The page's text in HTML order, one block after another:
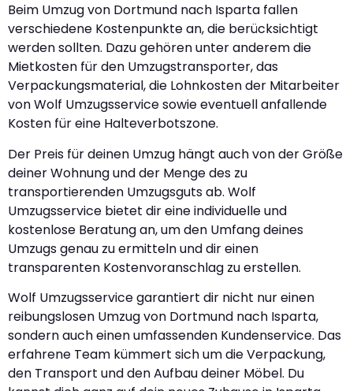
Beim Umzug von Dortmund nach Isparta fallen
verschiedene Kostenpunkte an, die berücksichtigt
werden sollten. Dazu gehören unter anderem die
Mietkosten für den Umzugstransporter, das
Verpackungsmaterial, die Lohnkosten der Mitarbeiter
von Wolf Umzugsservice sowie eventuell anfallende
Kosten für eine Halteverbotszone.
Der Preis für deinen Umzug hängt auch von der Größe
deiner Wohnung und der Menge des zu
transportierenden Umzugsguts ab. Wolf
Umzugsservice bietet dir eine individuelle und
kostenlose Beratung an, um den Umfang deines
Umzugs genau zu ermitteln und dir einen
transparenten Kostenvoranschlag zu erstellen.
Wolf Umzugsservice garantiert dir nicht nur einen
reibungslosen Umzug von Dortmund nach Isparta,
sondern auch einen umfassenden Kundenservice. Das
erfahrene Team kümmert sich um die Verpackung,
den Transport und den Aufbau deiner Möbel. Du